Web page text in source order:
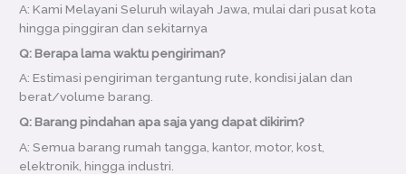
A: Kami Melayani Seluruh wilayah Jawa, mulai dari pusat kota
hingga pinggiran dan sekitarnya
Q: Berapa lama waktu pengiriman?
A: Estimasi pengiriman tergantung rute, kondisi jalan dan
berat/volume barang.
Q: Barang pindahan apa saja yang dapat dikirim?
A: Semua barang rumah tangga, kantor, motor, kost,
elektronik, hingga industri.